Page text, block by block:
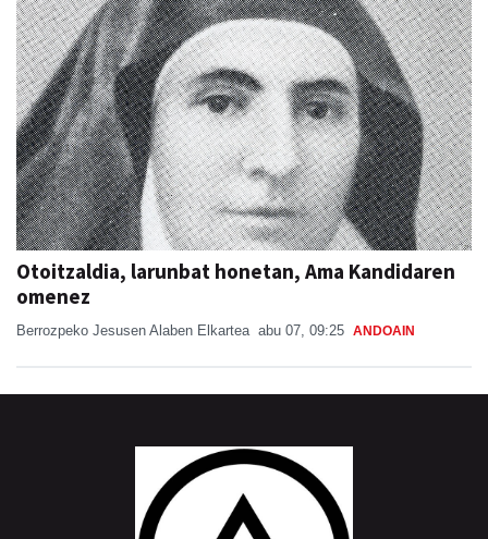
Otoitzaldia, larunbat honetan, Ama Kandidaren
omenez
Berrozpeko Jesusen Alaben Elkartea abu 07, 09:25 ANDOAIN